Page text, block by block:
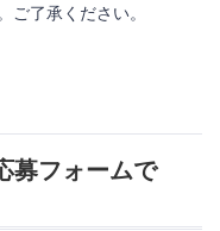
ご了承ください。
募フォームで